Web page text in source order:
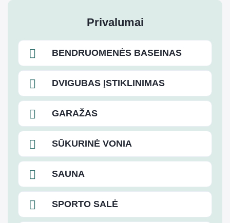
Privalumai
BENDRUOMENĖS BASEINAS
DVIGUBAS ĮSTIKLINIMAS
GARAŽAS
SŪKURINĖ VONIA
SAUNA
SPORTO SALĖ